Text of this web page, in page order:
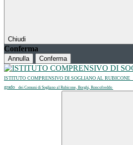
Chiudi
Conferma
Annulla Conferma
ISTITUTO COMPRENSIVO DI SOGLIANO AL RUBICONE
grado
dei Comuni di Sogliano al Rubicone, Borghi, Roncofreddo